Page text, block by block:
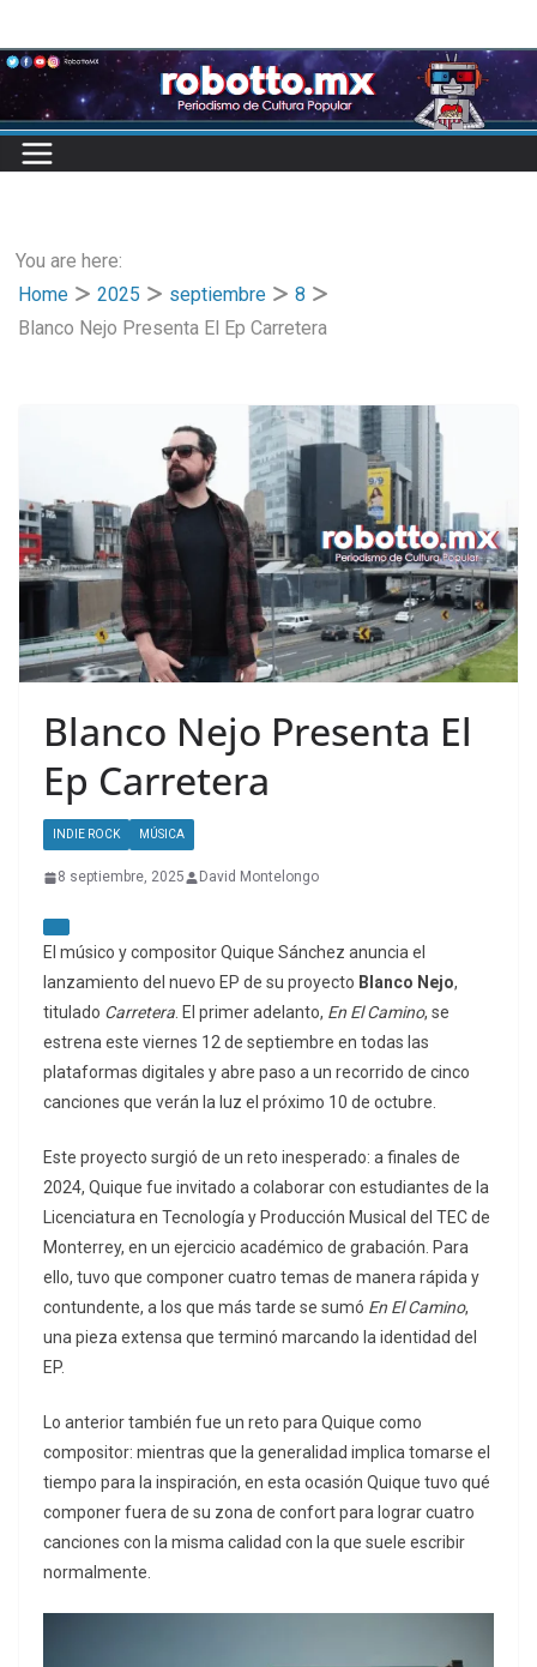
to
content
You are here:
Home
2025 septiembre
8
Blanco Nejo Presenta El Ep Carretera
Blanco Nejo Presenta El
Ep Carretera
INDIE ROCK MÚSICA
8 septiembre, 2025 David Montelongo
El músico y compositor Quique Sánchez anuncia el
lanzamiento del nuevo EP de su proyecto Blanco Nejo,
titulado Carretera . El primer adelanto, En El Camino, se
estrena este viernes 12 de septiembre en todas las
plataformas digitales y abre paso a un recorrido de cinco
canciones que verán la luz el próximo 10 de octubre.
Este proyecto surgió de un reto inesperado: a finales de
2024, Quique fue invitado a colaborar con estudiantes de la
Licenciatura en Tecnología y Producción Musical del TEC de
Monterrey, en un ejercicio académico de grabación. Para
ello, tuvo que componer cuatro temas de manera rápida y
contundente, a los que más tarde se sumó En El Camino,
una pieza extensa que terminó marcando la identidad del
EP.
Lo anterior también fue un reto para Quique como
compositor: mientras que la generalidad implica tomarse el
tiempo para la inspiración, en esta ocasión Quique tuvo qué
componer fuera de su zona de confort para lograr cuatro
canciones con la misma calidad con la que suele escribir
normalmente.